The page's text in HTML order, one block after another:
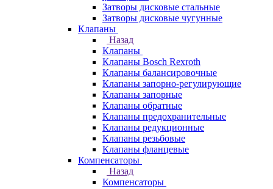
Затворы дисковые стальные
Затворы дисковые чугунные
Клапаны
Назад
Клапаны
Клапаны Bosch Rexroth
Клапаны балансировочные
Клапаны запорно-регулирующие
Клапаны запорные
Клапаны обратные
Клапаны предохранительные
Клапаны редукционные
Клапаны резьбовые
Клапаны фланцевые
Компенсаторы
Назад
Компенсаторы